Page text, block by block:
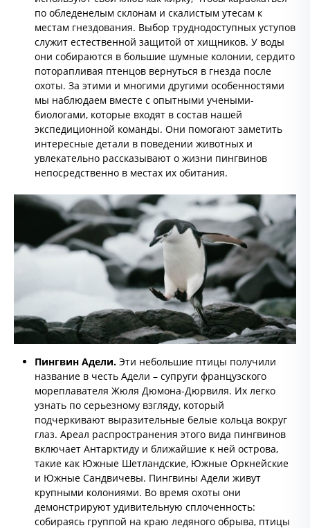
по обледенелым склонам и скалистым утесам к
местам гнездования. Выбор труднодоступных уступов
служит естественной защитой от хищников. У воды
они собираются в большие шумные колонии, сердито
поторапливая птенцов вернуться в гнезда после
охоты. За этими и многими другими особенностями
мы наблюдаем вместе с опытными учеными-
биологами, которые входят в состав нашей
экспедиционной команды. Они помогают заметить
интересные детали в поведении животных и
увлекательно рассказывают о жизни пингвинов
непосредственно в местах их обитания.
Пингвин Адели. Эти небольшие птицы получили
название в честь Адели – супруги французского
мореплавателя Жюля Дюмона-Дюрвиля. Их легко
узнать по серьезному взгляду, который
подчеркивают выразительные белые кольца вокруг
глаз. Ареал распространения этого вида пингвинов
включает Антарктиду и ближайшие к ней острова,
такие как Южные Шетландские, Южные Оркнейские
и Южные Сандвичевы. Пингвины Адели живут
крупными колониями. Во время охоты они
демонстрируют удивительную сплоченность:
собираясь группой на краю ледяного обрыва, птицы